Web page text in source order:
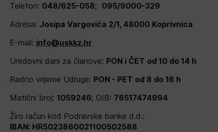
Telefon: 048/625-058; 095/9000-329
Adresa: Josipa Vargovića 2/1, 48000 Koprivnica
E-mail: info@uskkz.hr
Uredovni dani za članove: PON i ČET od 10 do 14 h
Radno vrijeme Udruge: PON - PET od 8 do 16 h
Matični broj: 1059246; OIB: 76517474994
Žiro račun kod Podravske banke d.d.:
IBAN: HR5023860021100502588